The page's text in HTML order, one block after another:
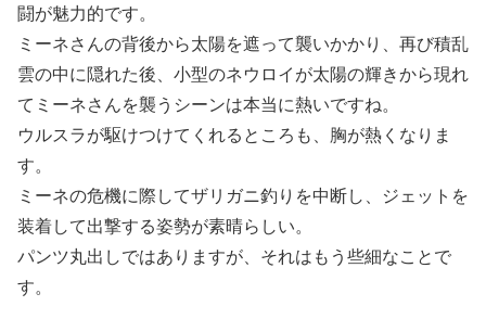
闘が魅力的です。
ミーネさんの背後から太陽を遮って襲いかかり、再び積乱
雲の中に隠れた後、小型のネウロイが太陽の輝きから現れ
てミーネさんを襲うシーンは本当に熱いですね。
ウルスラが駆けつけてくれるところも、胸が熱くなりま
す。
ミーネの危機に際してザリガニ釣りを中断し、ジェットを
装着して出撃する姿勢が素晴らしい。
パンツ丸出しではありますが、それはもう些細なことで
す。